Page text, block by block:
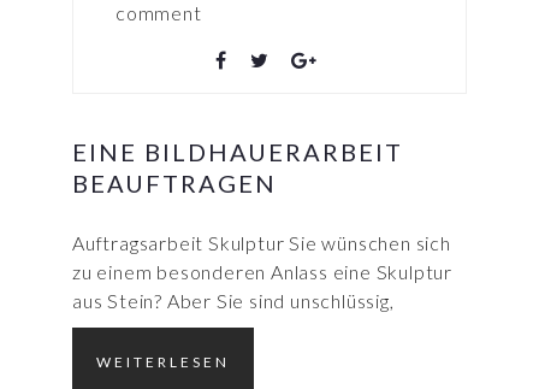
comment
EINE BILDHAUERARBEIT
BEAUFTRAGEN
Auftragsarbeit Skulptur Sie wünschen sich
zu einem besonderen Anlass eine Skulptur
aus Stein? Aber Sie sind unschlüssig,
WEITERLESEN